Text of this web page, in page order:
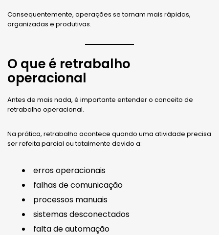
Consequentemente, operações se tornam mais rápidas,
organizadas e produtivas.
O que é retrabalho
operacional
Antes de mais nada, é importante entender o conceito de
retrabalho operacional.
Na prática, retrabalho acontece quando uma atividade precisa
ser refeita parcial ou totalmente devido a:
erros operacionais
falhas de comunicação
processos manuais
sistemas desconectados
falta de automação